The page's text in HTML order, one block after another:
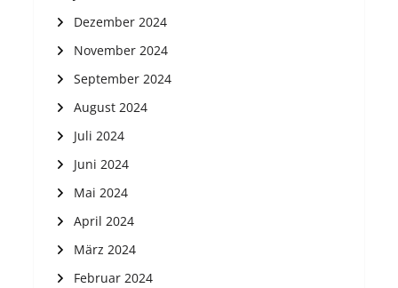
Dezember 2024
November 2024
September 2024
August 2024
Juli 2024
Juni 2024
Mai 2024
April 2024
März 2024
Februar 2024